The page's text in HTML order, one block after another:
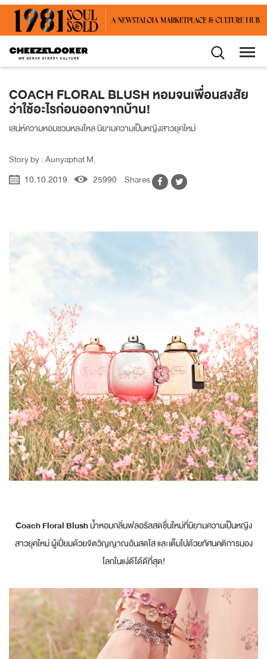
COACH FLORAL BLUSH หอมจนเพื่อนสงสัย
ว่าใช้อะไรก่อนออกจากบ้าน!
เสน่ห์ความหอมชวนหลงใหล นิยามความเป็นหญิงสาวยุคใหม่
Story by : Aunyaphat M.
10.10.2019
25990 Shares
Coach Floral Blushน้ำหอมกลิ่นฟลอรัลสดชื่นใหม่ที่นิยามความเป็นหญิง
สาวยุคใหม่ ผู้เปี่ยมด้วยจิตวิญญาณอันสดใส และเต็มไปด้วยทัศนคติการมอง
โลกในแง่ดีได้ดีที่สุด!